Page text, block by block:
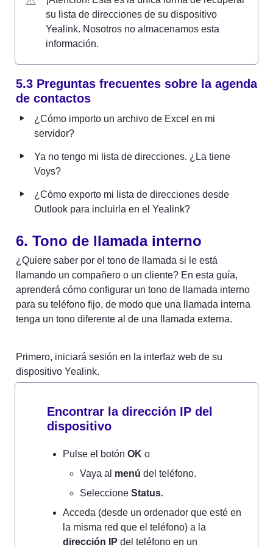
su lista de direcciones de su dispositivo
Yealink. Nosotros no almacenamos esta
información.
5.3 Preguntas frecuentes sobre la agenda
de contactos
‣
¿Cómo importo un archivo de Excel en mi
servidor?
‣
Ya no tengo mi lista de direcciones. ¿La tiene
Voys?
‣
¿Cómo exporto mi lista de direcciones desde
Outlook para incluirla en el Yealink?
6. Tono de llamada interno
¿Quiere saber por el tono de llamada si le está
llamando un compañero o un cliente? En esta guía,
aprenderá cómo configurar un tono de llamada interno
para su teléfono fijo, de modo que una llamada interna
tenga un tono diferente al de una llamada externa.
Primero, iniciará sesión en la interfaz web de su
dispositivo Yealink.
Encontrar la dirección IP del
dispositivo
Pulse el botón OK o
Vaya al menú del teléfono.
Seleccione Status.
Acceda (desde un ordenador que esté en
dirección IP del teléfono en un